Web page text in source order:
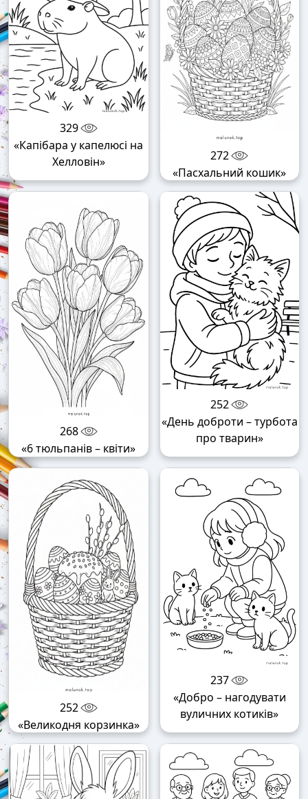
329
«Капібара у капелюсі на
Хелловін»
272
«Пасхальний кошик»
268
«6 тюльпанів – квіти»
252
«День доброти – турбота
про тварин»
252
«Великодня корзинка»
237
«Добро – нагодувати
вуличних котиків»